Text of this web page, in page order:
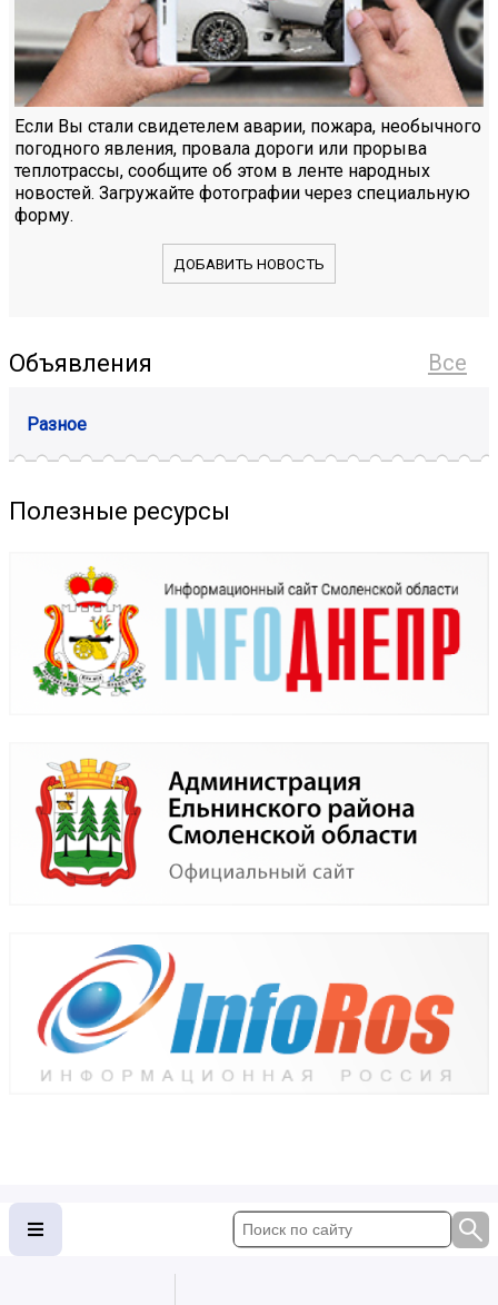
Если Вы стали свидетелем аварии, пожара, необычного
погодного явления, провала дороги или прорыва
теплотрассы, сообщите об этом в ленте народных
новостей. Загружайте фотографии через специальную
форму.
ДОБАВИТЬ НОВОСТЬ
Все
Объявления
Разное
Полезные ресурсы